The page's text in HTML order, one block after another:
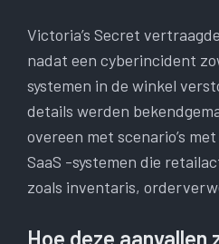
Victoria’s Secret
nadat een cyberincident
systemen in de winkel
details werden
overeen met scenario’s
SaaS -systemen die
zoals inventaris,
Hoe deze aanvallen